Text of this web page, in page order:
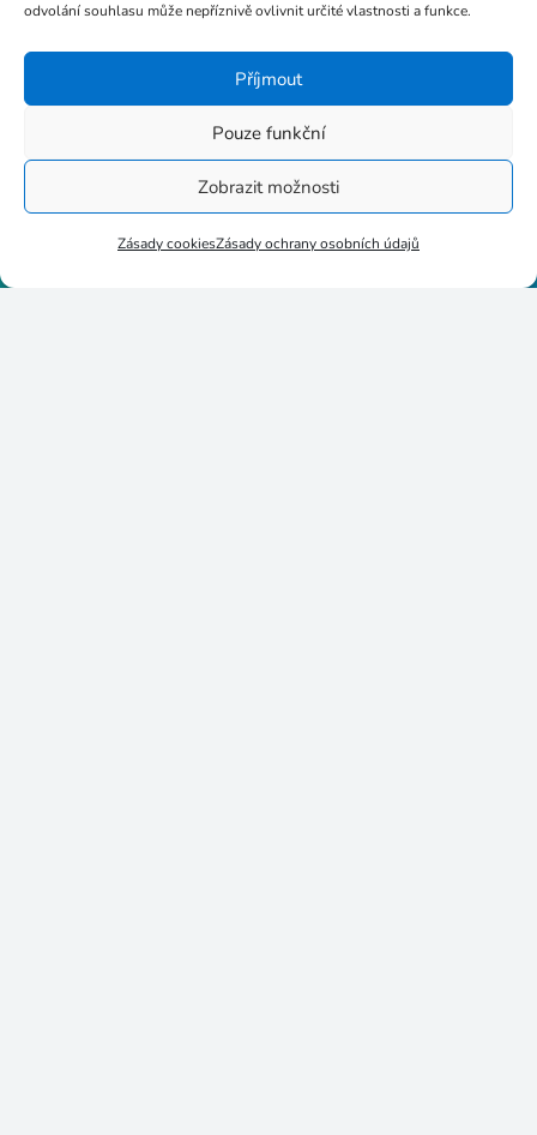
odvolání souhlasu může nepříznivě ovlivnit určité vlastnosti a funkce.
Příjmout
Pouze funkční
Zobrazit možnosti
Zásady cookiesZásady ochrany osobních údajů
+420 724 189 681
Stupkova 413/1a, 779 00